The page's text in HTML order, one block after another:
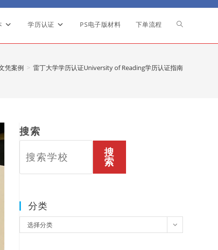
学历认证 PS电子版材料 下单流程 Toggle
凭案例 > 雷丁大学学历认证University of Reading学历认证指南
搜索
搜
索
分类
类
选择分类